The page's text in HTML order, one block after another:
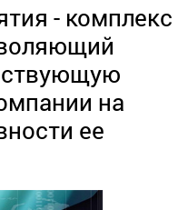
- комплекс
на
ее